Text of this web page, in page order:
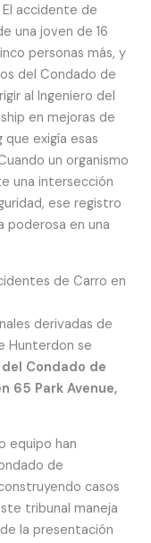
accidente de
una joven de 16
personas más, y
del Condado de
al Ingeniero del
en mejoras de
que exigía esas
un organismo
una intersección
ese registro
poderosa en una
de Carro en
derivadas de
Hunterdon se
Condado de
65 Park Avenue,
equipo han
de
casos
tribunal maneja
la presentación